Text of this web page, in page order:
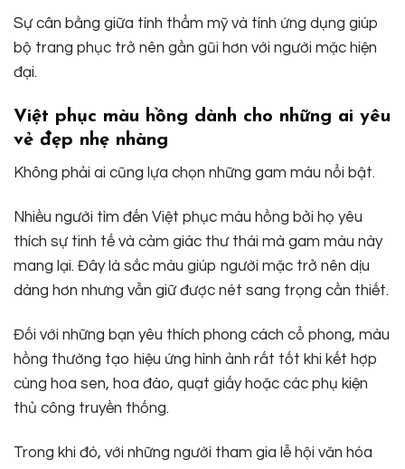
Sự cân bằng giữa tính thẩm mỹ và tính ứng dụng giúp
bộ trang phục trở nên gần gũi hơn với người mặc hiện
đại.
Việt phục màu hồng dành cho những ai yêu
vẻ đẹp nhẹ nhàng
Không phải ai cũng lựa chọn những gam màu nổi bật.
Nhiều người tìm đến Việt phục màu hồng bởi họ yêu
thích sự tinh tế và cảm giác thư thái mà gam màu này
mang lại. Đây là sắc màu giúp người mặc trở nên dịu
dàng hơn nhưng vẫn giữ được nét sang trọng cần thiết.
Đối với những bạn yêu thích phong cách cổ phong, màu
hồng thường tạo hiệu ứng hình ảnh rất tốt khi kết hợp
cùng hoa sen, hoa đào, quạt giấy hoặc các phụ kiện
thủ công truyền thống.
Trong khi đó, với những người tham gia lễ hội văn hóa